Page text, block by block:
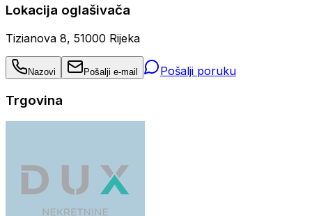
Lokacija oglašivača
Tizianova 8, 51000 Rijeka
Nazovi Pošalji e-mail Pošalji poruku
Trgovina